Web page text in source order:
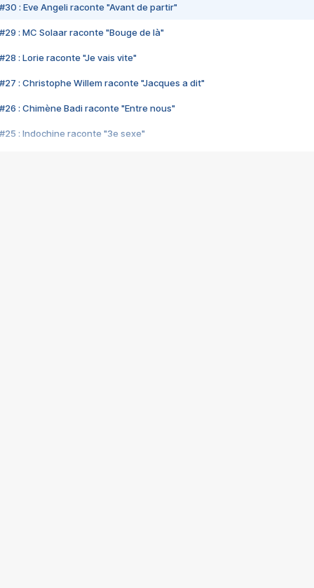
#30 : Eve Angeli raconte "Avant de partir"
#29 : MC Solaar raconte "Bouge de là"
#28 : Lorie raconte "Je vais vite"
#27 : Christophe Willem raconte "Jacques a dit"
#26 : Chimène Badi raconte "Entre nous"
#25 : Indochine raconte "3e sexe"